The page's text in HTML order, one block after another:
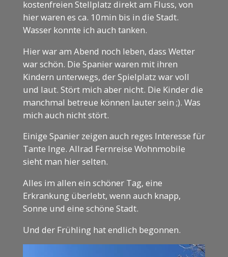
kostenfreien Stellplatz direkt am Fluss, von
hier waren es ca. 10min bis in die Stadt.
Wasser konnte ich auch tanken.
Hier war am Abend noch leben, dass Wetter
war schön. Die Spanier waren mit ihren
Kindern unterwegs, der Spielplatz war voll
und laut. Stört mich aber nicht. Die Kinder die
manchmal betreue können lauter sein ;). Was
mich auch nicht stört.
Einige Spanier zeigen auch reges Interesse für
Tante Inge. Allrad Fernreise Wohnmobile
sieht man hier selten.
Alles im allen ein schöner Tag, eine
Erkrankung überlebt, wenn auch knapp,
Sonne und eine schöne Stadt.
Und der Frühling hat endlich begonnen.